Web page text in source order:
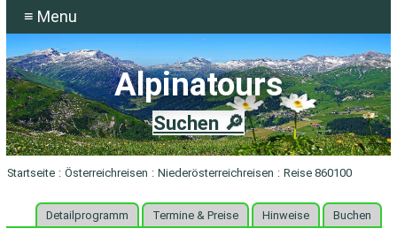
≡ Menu
Suchen 🔎
Alpinatours
Startseite : Österreichreisen : Niederösterreichreisen : Reise 860100
Detailprogramm Termine & Preise Hinweise Buchen